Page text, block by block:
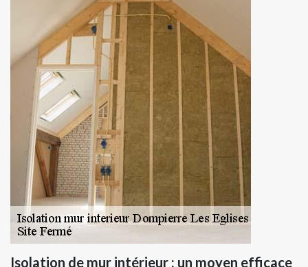
Isolation de mur intérieur : un moyen efficace